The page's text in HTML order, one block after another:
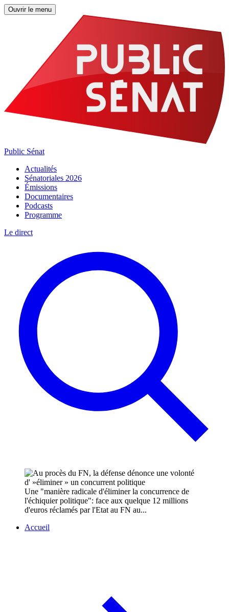
Ouvrir le menu
Public Sénat
Actualités
Sénatoriales 2026
Émissions
Documentaires
Podcasts
Programme
Le direct
Une "manière radicale d'éliminer la concurrence de
l'échiquier politique": face aux quelque 12 millions
d'euros réclamés par l'Etat au FN au...
Accueil